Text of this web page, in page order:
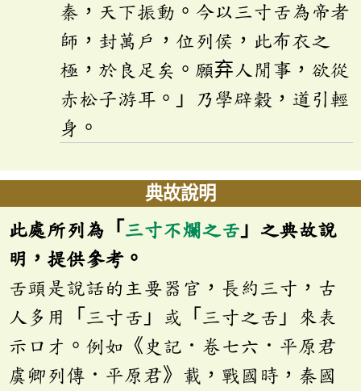
秦，天下振動。今以三寸舌為帝者
師，封萬戶，位列侯，此布衣之
極，於良足矣。願弃人閒事，欲從
赤松子游耳。」乃學辟穀，道引輕
身。
典故說明
此處所列為「 三寸不爛之舌 」之典故說
明，提供參考。
舌頭是說話的主要器官，長約三寸，古
人多用「三寸舌」或「三寸之舌」來表
示口才。例如《史記．卷七六．平原君
虞卿列傳．平原君》載，戰國時，秦國